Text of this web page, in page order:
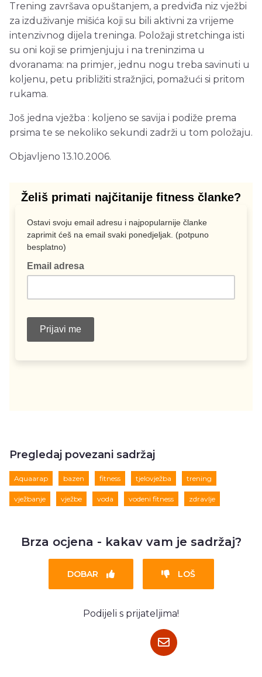
Trening završava opuštanjem, a predviđa niz vježbi
za izduživanje mišića koji su bili aktivni za vrijeme
intenzivnog dijela treninga. Položaji stretchinga isti
su oni koji se primjenjuju i na treninzima u
dvoranama: na primjer, jednu nogu treba savinuti u
koljenu, petu približiti stražnjici, pomažući si pritom
rukama.
Još jedna vježba : koljeno se savija i podiže prema
prsima te se nekoliko sekundi zadrži u tom položaju.
Objavljeno 13.10.2006.
Pregledaj povezani sadržaj
Aquaarap bazen fitness tjelovježba trening
vježbanje vježbe voda vodeni fitness zdravlje
Brza ocjena - kakav vam je sadržaj?
DOBAR LOŠ
Podijeli s prijateljima!